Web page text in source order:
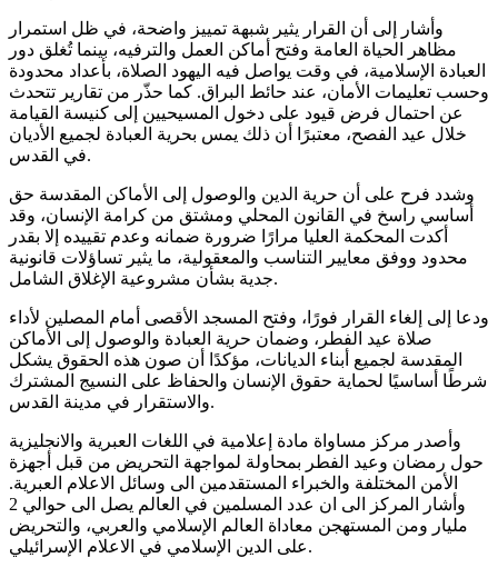
مظاهر الحياة العامة وفتح أماكن العمل والترفيه، بينما تُغلق دور
العبادة الإسلامية، في وقت يواصل فيه اليهود الصلاة، بأعداد محدودة
وحسب تعليمات الأمان، عند حائط البراق. كما حذّر من تقارير تتحدث
عن احتمال فرض قيود على دخول المسيحيين إلى كنيسة القيامة
خلال عيد الفصح، معتبرًا أن ذلك يمس بحرية العبادة لجميع الأديان
في القدس.
وشدد فرح على أن حرية الدين والوصول إلى الأماكن المقدسة حق
أساسي راسخ في القانون المحلي ومشتق من كرامة الإنسان، وقد
أكدت المحكمة العليا مرارًا ضرورة ضمانه وعدم تقييده إلا بقدر
محدود ووفق معايير التناسب والمعقولية، ما يثير تساؤلات قانونية
جدية بشأن مشروعية الإغلاق الشامل.
صلاة عيد الفطر، وضمان حرية العبادة والوصول إلى الأماكن
المقدسة لجميع أبناء الديانات، مؤكدًا أن صون هذه الحقوق يشكل
شرطًا أساسيًا لحماية حقوق الإنسان والحفاظ على النسيج المشترك
والاستقرار في مدينة القدس.
وأصدر مركز مساواة مادة إعلامية في اللغات العبرية والانجليزية
حول رمضان وعيد الفطر بمحاولة لمواجهة التحريض من قبل أجهزة
الأمن المختلفة والخبراء المستقدمين الى وسائل الاعلام العبرية.
وأشار المركز الى ان عدد المسلمين في العالم يصل الى حوالي 2
مليار ومن المستهجن معاداة العالم الإسلامي والعربي، والتحريض
على الدين الإسلامي في الاعلام الإسرائيلي.